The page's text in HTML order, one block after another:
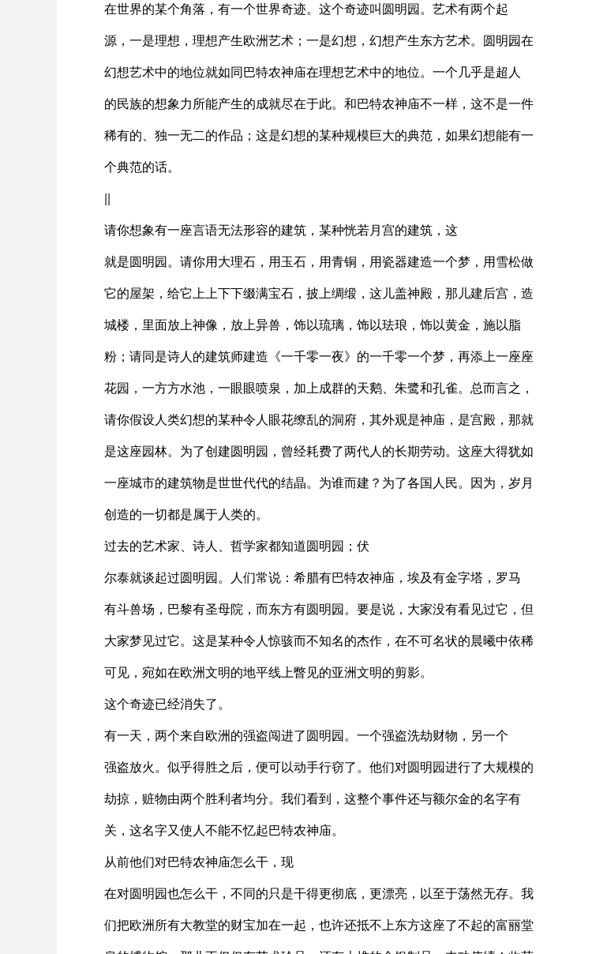
在世界的某个角落，有一个世界奇迹。这个奇迹叫圆明园。艺术有两个起
源，一是理想，理想产生欧洲艺术；一是幻想，幻想产生东方艺术。圆明园在
幻想艺术中的地位就如同巴特农神庙在理想艺术中的地位。一个几乎是超人
的民族的想象力所能产生的成就尽在于此。和巴特农神庙不一样，这不是一件
稀有的、独一无二的作品；这是幻想的某种规模巨大的典范，如果幻想能有一
个典范的话。
||
请你想象有一座言语无法形容的建筑，某种恍若月宫的建筑，这
就是圆明园。请你用大理石，用玉石，用青铜，用瓷器建造一个梦，用雪松做
它的屋架，给它上上下下缀满宝石，披上绸缎，这儿盖神殿，那儿建后宫，造
城楼，里面放上神像，放上异兽，饰以琉璃，饰以珐琅，饰以黄金，施以脂
粉；请同是诗人的建筑师建造《一千零一夜》的一千零一个梦，再添上一座座
花园，一方方水池，一眼眼喷泉，加上成群的天鹅、朱鹭和孔雀。总而言之，
请你假设人类幻想的某种令人眼花缭乱的洞府，其外观是神庙，是宫殿，那就
是这座园林。为了创建圆明园，曾经耗费了两代人的长期劳动。这座大得犹如
一座城市的建筑物是世世代代的结晶。为谁而建？为了各国人民。因为，岁月
创造的一切都是属于人类的。
过去的艺术家、诗人、哲学家都知道圆明园；伏
尔泰就谈起过圆明园。人们常说：希腊有巴特农神庙，埃及有金字塔，罗马
有斗兽场，巴黎有圣母院，而东方有圆明园。要是说，大家没有看见过它，但
大家梦见过它。这是某种令人惊骇而不知名的杰作，在不可名状的晨曦中依稀
可见，宛如在欧洲文明的地平线上瞥见的亚洲文明的剪影。
这个奇迹已经消失了。
有一天，两个来自欧洲的强盗闯进了圆明园。一个强盗洗劫财物，另一个
强盗放火。似乎得胜之后，便可以动手行窃了。他们对圆明园进行了大规模的
劫掠，赃物由两个胜利者均分。我们看到，这整个事件还与额尔金的名字有
关，这名字又使人不能不忆起巴特农神庙。
从前他们对巴特农神庙怎么干，现
在对圆明园也怎么干，不同的只是干得更彻底，更漂亮，以至于荡然无存。我
们把欧洲所有大教堂的财宝加在一起，也许还抵不上东方这座了不起的富丽堂